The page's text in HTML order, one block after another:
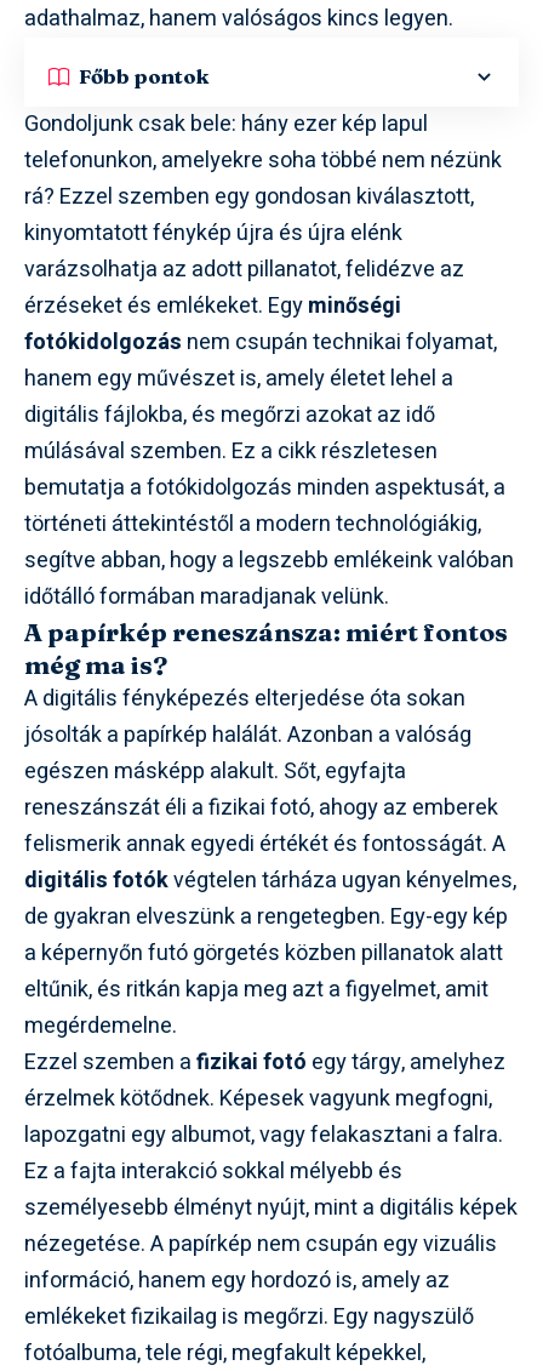
adathalmaz, hanem valóságos kincs legyen.
Főbb pontok
Gondoljunk csak bele: hány ezer kép lapul
telefonunkon, amelyekre soha többé nem nézünk
rá? Ezzel szemben egy gondosan kiválasztott,
kinyomtatott fénykép újra és újra elénk
varázsolhatja az adott pillanatot, felidézve az
érzéseket és emlékeket. Egyminőségi
fotókidolgozás nem csupán technikai folyamat,
hanem egy művészet is, amely életet lehel a
digitális fájlokba, és megőrzi azokat az idő
múlásával szemben. Ez a cikk részletesen
bemutatja a fotókidolgozás minden aspektusát, a
történeti áttekintéstől a modern technológiákig,
segítve abban, hogy a legszebb emlékeink valóban
időtálló formában maradjanak velünk.
A papírkép reneszánsza: miért fontos
még ma is?
A digitális fényképezés elterjedése óta sokan
jósolták a papírkép halálát. Azonban a valóság
egészen másképp alakult. Sőt, egyfajta
reneszánszát éli a fizikai fotó, ahogy az emberek
felismerik annak egyedi értékét és fontosságát. A
digitális fotókvégtelen tárháza ugyan kényelmes,
de gyakran elveszünk a rengetegben. Egy-egy kép
a képernyőn futó görgetés közben pillanatok alatt
eltűnik, és ritkán kapja meg azt a figyelmet, amit
megérdemelne.
Ezzel szemben afizikai fotó egy tárgy, amelyhez
érzelmek kötődnek. Képesek vagyunk megfogni,
lapozgatni egy albumot, vagy felakasztani a falra.
Ez a fajta interakció sokkal mélyebb és
személyesebb élményt nyújt, mint a digitális képek
nézegetése. A papírkép nem csupán egy vizuális
információ, hanem egy hordozó is, amely az
emlékeket fizikailag is megőrzi. Egy nagyszülő
fotóalbuma, tele régi, megfakult képekkel,